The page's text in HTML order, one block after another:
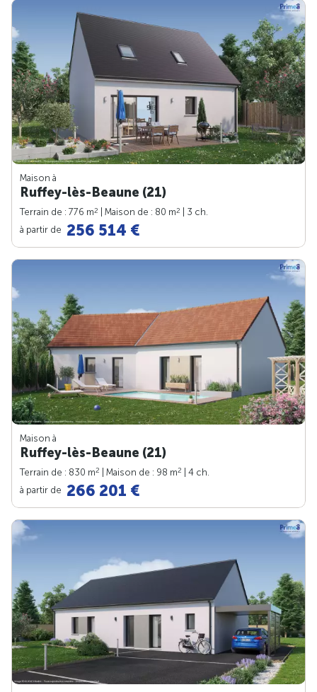
Maison à
Ruffey-lès-Beaune (21)
Terrain de : 776 m2 | Maison de : 80 m2
| 3 ch.
à partir de 256 514 €
Maison à
Ruffey-lès-Beaune (21)
Terrain de : 830 m2 | Maison de : 98 m2
| 4 ch.
à partir de 266 201 €